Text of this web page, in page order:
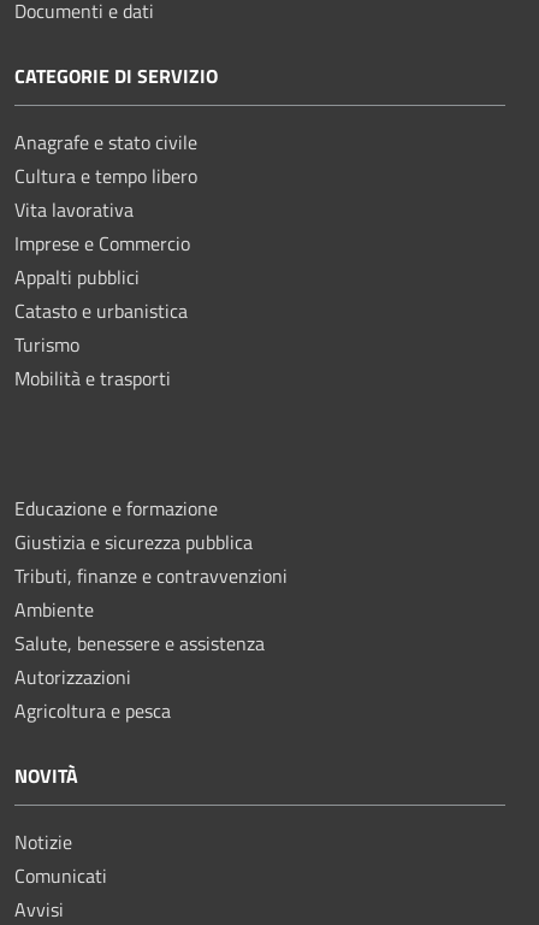
Documenti e dati
CATEGORIE DI SERVIZIO
Anagrafe e stato civile
Cultura e tempo libero
Vita lavorativa
Imprese e Commercio
Appalti pubblici
Catasto e urbanistica
Turismo
Mobilità e trasporti
Educazione e formazione
Giustizia e sicurezza pubblica
Tributi, finanze e contravvenzioni
Ambiente
Salute, benessere e assistenza
Autorizzazioni
Agricoltura e pesca
NOVITÀ
Notizie
Comunicati
Avvisi